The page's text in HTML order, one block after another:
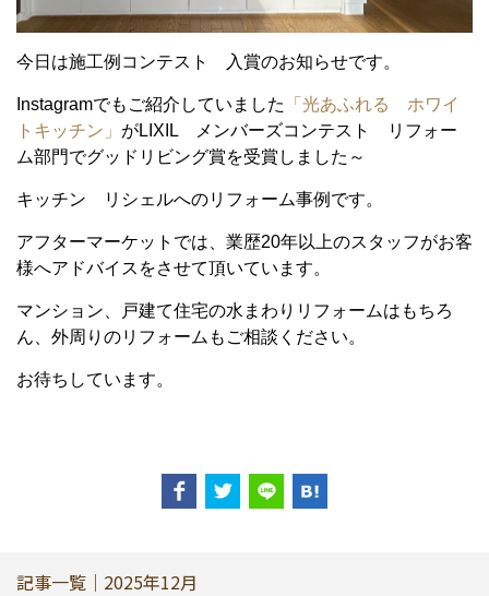
今日は施工例コンテスト 入賞のお知らせです。
Instagramでもご紹介していました
「光あふれる ホワイ
トキッチン」 がLIXIL メンバーズコンテスト リフォー
ム部門でグッドリビング賞を受賞しました～
キッチン リシェルへのリフォーム事例です。
アフターマーケットでは、業歴20年以上のスタッフがお客
様へアドバイスをさせて頂いています。
マンション、戸建て住宅の水まわりリフォームはもちろ
ん、外周りのリフォームもご相談ください。
お待ちしています。
記事一覧｜2025年12月